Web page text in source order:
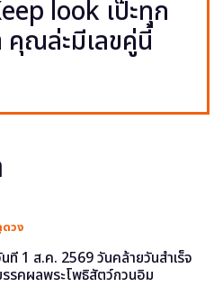
look เป๊ะทุก
ณล่ะมีเลขคู่นี้
วง
ที่ 1 ส.ค. 2569 วันคล้ายวันสำเร็จ
รคผลพระโพธิสัตว์กวนอิม